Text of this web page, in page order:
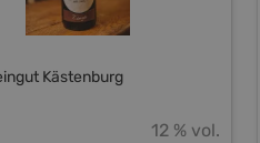
Kästenburg
12 % vol.